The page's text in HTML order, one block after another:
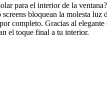
para el interior de la
bloquean la molesta luz
completo. Gracias al elegante
el toque final a tu interior.